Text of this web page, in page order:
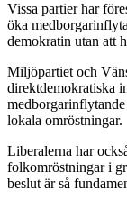
Vissa partier har
öka
demokratin utan att
Miljöpartiet och
direktdemokratiska
lokala omröstningar.
Liberalerna har
folkomröstningar i
beslut är så